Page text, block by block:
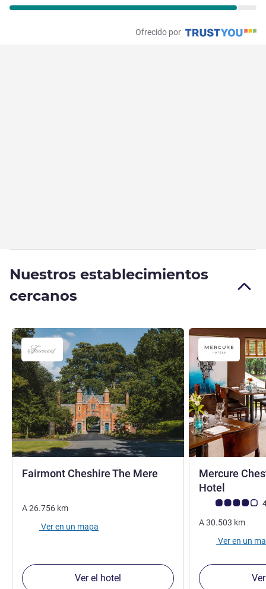
Ofrecido por
Nuestros establecimientos
cercanos
Fairmont Cheshire The Mere 5 estrellas
A26.756 km
Ver en un mapa
Ver el hotel
Mercure
Hotel
Nota de clientes
A30.503 km
Ver en un